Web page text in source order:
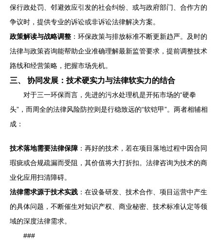
保行政处罚、邻避效应引发的社会纠纷、或与政府部门、合作方的
争议时，提供专业的诉讼或非诉讼法律解决方案。
政策解读与战略调整 ：环保政策与排放标准不断更新趋严。及时的
法律与政策咨询能帮助企业准确理解最新监管要求，提前调整技术
路线和经营策略，把握市场先机。
三、 协同发展：技术硬实力与法律软实力的结合
对于三一环保而言，先进的污水处理机是开拓市场的“硬拳
头”，而周全的法律风险防控则是行稳致远的“软铠甲”。两者相辅相
成：
技术落地需要法律保障 ：再好的技术，若在项目落地过程中因合同
瑕疵或合规疏漏而受阻，其价值将大打折扣。法律咨询为技术的商
业化应用扫清障碍。
法律需求源于技术实践 ：在设备研发、技术合作、项目运营中产生
的具体问题，不断催生对知识产权、商业秘密、技术标准认定等领
域的深度法律需求。
###